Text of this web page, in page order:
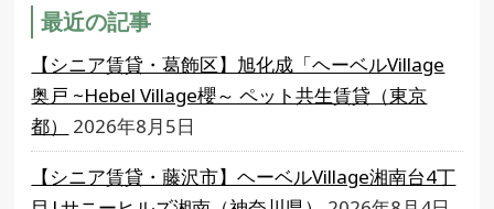
最近の記事
【シニア賃貸・葛飾区】旭化成「ヘーベルVillage
奥戸 ~Hebel Village櫻～ ペット共生賃貸（東京
都）
2026年8月5日
【シニア賃貸・藤沢市】ヘーベルVillage湘南台4丁